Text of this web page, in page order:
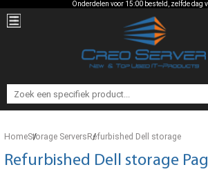
Onderdelen voor 15:00 besteld, zelfde dag
HomeStorage ServersRefurbished Dell storage
Refurbished Dell storage